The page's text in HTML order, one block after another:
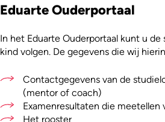
Eduarte Ouderportaal
In het Eduarte Ouderportaal kunt u
kind volgen. De gegevens die wij
Contactgegevens van de
(mentor of coach)
Examenresultaten die meetellen
Het rooster